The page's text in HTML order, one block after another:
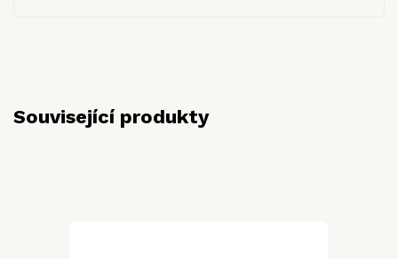
Související produkty